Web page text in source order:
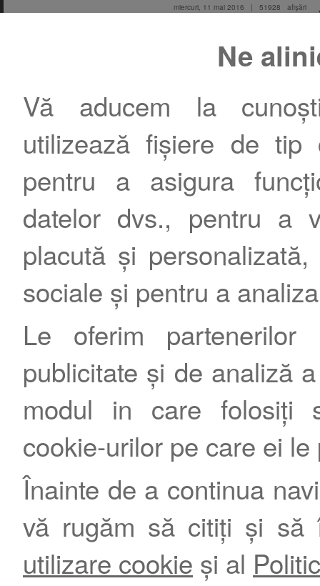
Ne
Vă aducem la
utilizează fișiere de tip
pentru a asigura
datelor dvs., pentru a
placută și
sociale și pentru a
Le oferim
publicitate și de analiză
modul in care folosiți
cookie-urilor pe care ei le
Înainte de a continua
vă rugăm să citiți și să
utilizare cookie și al
miercuri, 11 mai 2016 | 51928 afişări
Contact | Termeni şi condiţii|Publicitate